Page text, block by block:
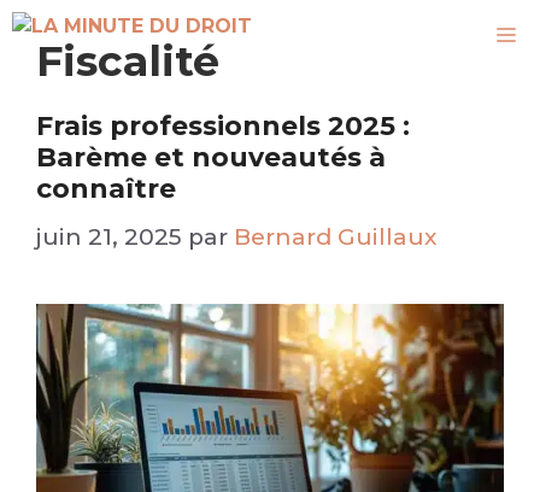
Aller
contenu
Fiscalité
Frais professionnels 2025 :
Barème et nouveautés à
connaître
juin 21, 2025 par Bernard Guillaux